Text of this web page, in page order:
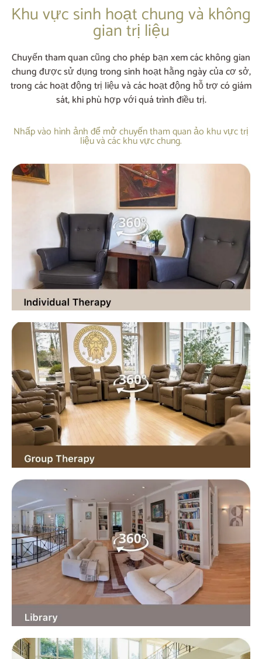
Khu vực sinh hoạt chung và không
gian trị liệu
Chuyến tham quan cũng cho phép bạn xem các không gian
chung được sử dụng trong sinh hoạt hằng ngày của cơ sở,
trong các hoạt động trị liệu và các hoạt động hỗ trợ có giám
sát, khi phù hợp với quá trình điều trị.
Nhấp vào hình ảnh để mở chuyến tham quan ảo khu vực trị
liệu và các khu vực chung.